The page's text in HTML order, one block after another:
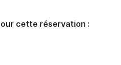
cette réservation :